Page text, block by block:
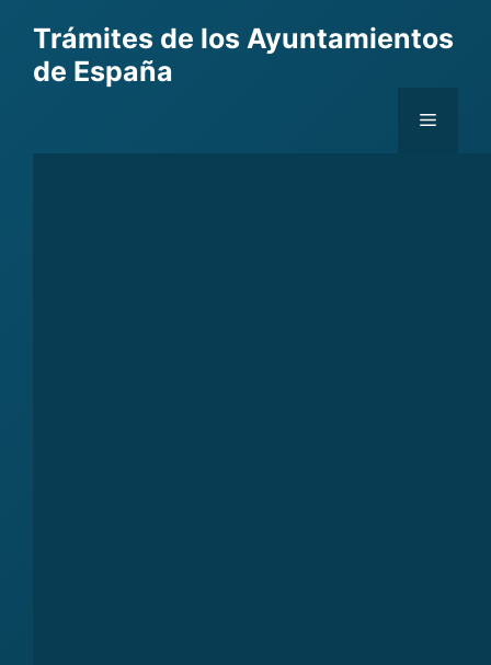
content
Trámites de los Ayuntamientos
de España
Menu